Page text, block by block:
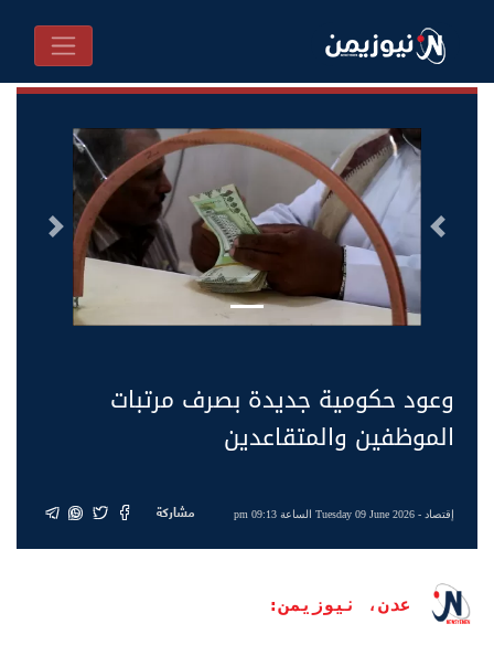
السابق التالى
وعود حكومية جديدة بصرف مرتبات
الموظفين والمتقاعدين
إقتصاد - Tuesday 09 June 2026 الساعة 09:13 pm مشاركة
عدن، نيوزيمن: